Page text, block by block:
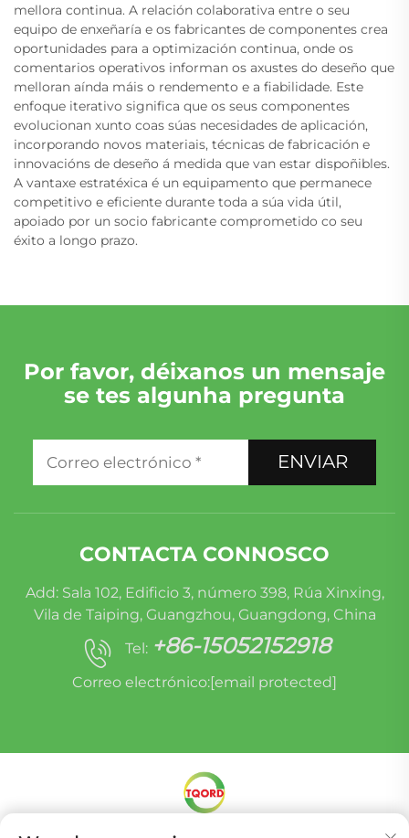
mellora continua. A relación colaborativa entre o seu
equipo de enxeñaría e os fabricantes de componentes crea
oportunidades para a optimización continua, onde os
comentarios operativos informan os axustes do deseño que
melloran aínda máis o rendemento e a fiabilidade. Este
enfoque iterativo significa que os seus componentes
evolucionan xunto coas súas necesidades de aplicación,
incorporando novos materiais, técnicas de fabricación e
innovacións de deseño á medida que van estar dispoñibles.
A vantaxe estratéxica é un equipamento que permanece
competitivo e eficiente durante toda a súa vida útil,
apoiado por un socio fabricante comprometido co seu
éxito a longo prazo.
Por favor, déixanos un mensaje
se tes algunha pregunta
ENVIAR
CONTACTA CONNOSCO
Add: Sala 102, Edificio 3, número 398, Rúa Xinxing,
Vila de Taiping, Guangzhou, Guangdong, China
Tel: +86-15052152918
Correo electrónico:[email protected]